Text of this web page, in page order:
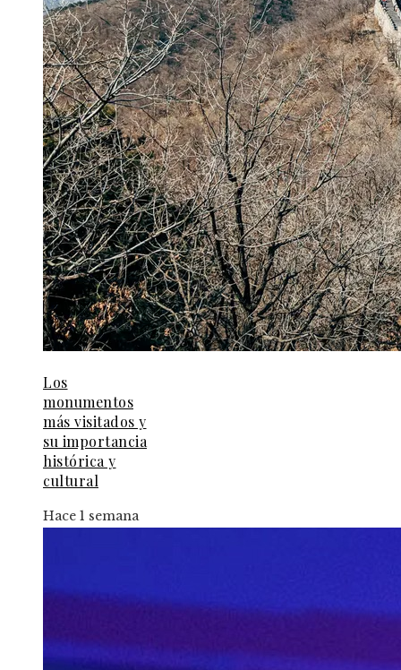
Los
monumentos
más visitados y
su importancia
histórica y
cultural
Hace 1 semana